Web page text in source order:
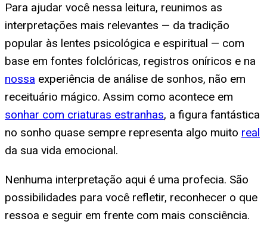
Para ajudar você nessa leitura, reunimos as
interpretações mais relevantes — da tradição
popular às lentes psicológica e espiritual — com
base em fontes folclóricas, registros oníricos e na
nossa experiência de análise de sonhos, não em
receituário mágico. Assim como acontece em
sonhar com criaturas estranhas, a figura fantástica
no sonho quase sempre representa algo muito real
da sua vida emocional.
Nenhuma interpretação aqui é uma profecia. São
possibilidades para você refletir, reconhecer o que
ressoa e seguir em frente com mais consciência.